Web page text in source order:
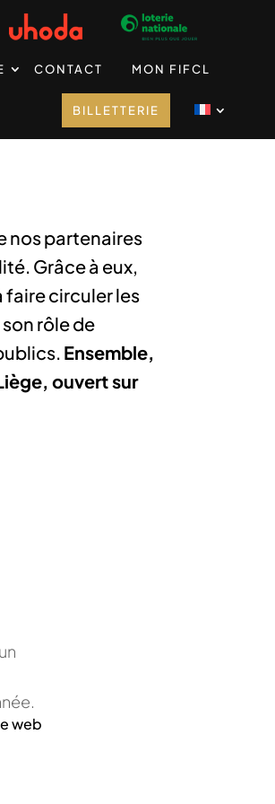
CONTACT MON FIFCL
BILLETTERIE
nos partenaires
Grâce à eux,
faire circuler les
rôle de
Ensemble,
ouvert sur
web